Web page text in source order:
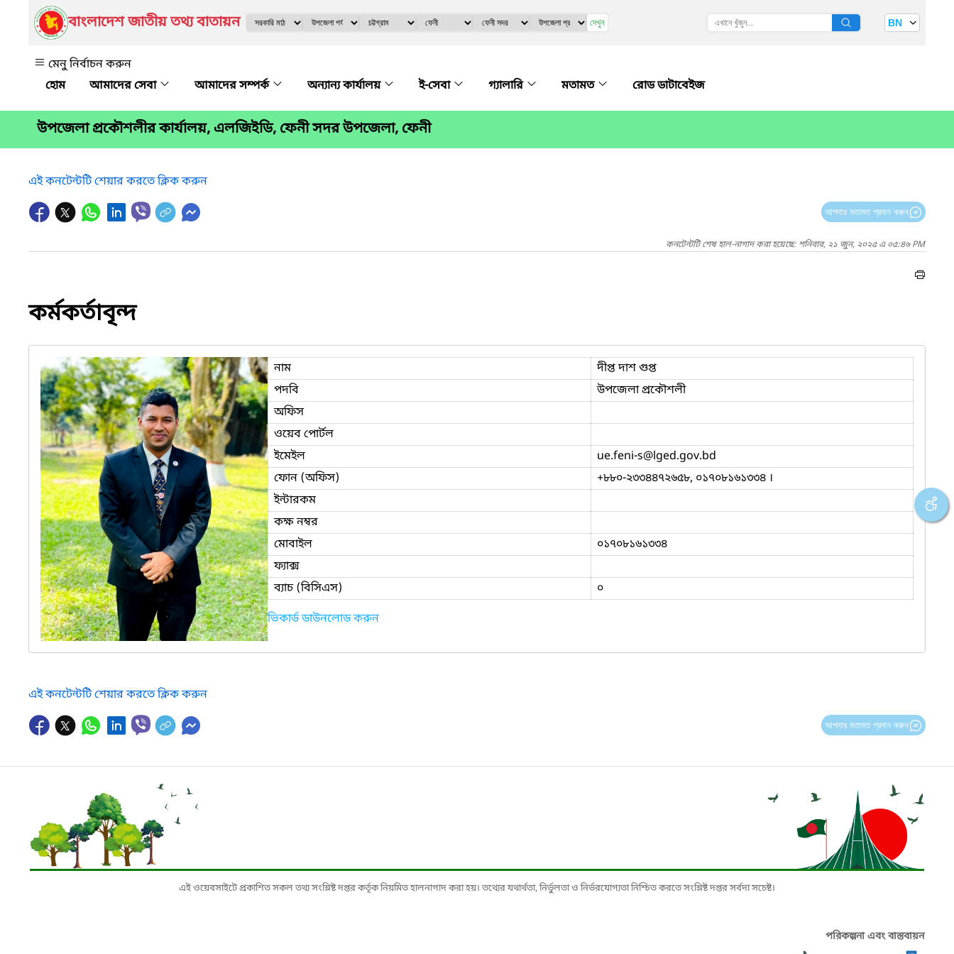
বাংলাদেশ জাতীয় তথ্য বাতায়ন দেখুন BN
মেনু নির্বাচন করুন
আমাদের সেবা
আমাদের সম্পর্ক অন্যান্য কার্যালয় ই-সেবা গ্যালারি মতামত রোড ডাটাবেইজ
উপজেলা প্রকৌশলীর কার্যালয়, এলজিইডি, ফেনী সদর উপজেলা, ফেনী
এই কনটেন্টটি শেয়ার করতে ক্লিক করুন
আপনার মতামত প্রদান করুন
কনটেন্টটি শেষ হাল-নাগাদ করা হয়েছে: শনিবার, ২১ জুন, ২০২৫ এ ০৫:৪৬ PM
কর্মকর্তাবৃন্দ
নাম
দীপ্ত দাশ গুপ্ত
পদবি
উপজেলা প্রকৌশলী
অফিস
ওয়েব পোর্টল
ইমেইল
ue.feni-s@lged.gov.bd
ফোন (অফিস)
+৮৮০-২৩৩৪৪৭২৬৫৮, ০১৭০৮১৬১৩৩৪ ।
ইন্টারকম
কক্ষ নম্বর
মোবাইল
০১৭০৮১৬১৩৩৪
ফ্যাক্স
ব্যাচ (বিসিএস)
০
ভিকার্ড ডাউনলোড করুন
এই কনটেন্টটি শেয়ার করতে ক্লিক করুন
আপনার মতামত প্রদান করুন
এই ওয়েবসাইটে প্রকাশিত সকল তথ্য সংশ্লিষ্ট দপ্তর কর্তৃক নিয়মিত হালনাগাদ করা হয়। তথ্যের যথার্থতা, নির্ভুলতা ও নির্ভরযোগ্যতা নিশ্চিত করতে সংশ্লিষ্ট দপ্তর সর্বদা সচেষ্ট।
পরিকল্পনা এবং বাস্তবায়ন